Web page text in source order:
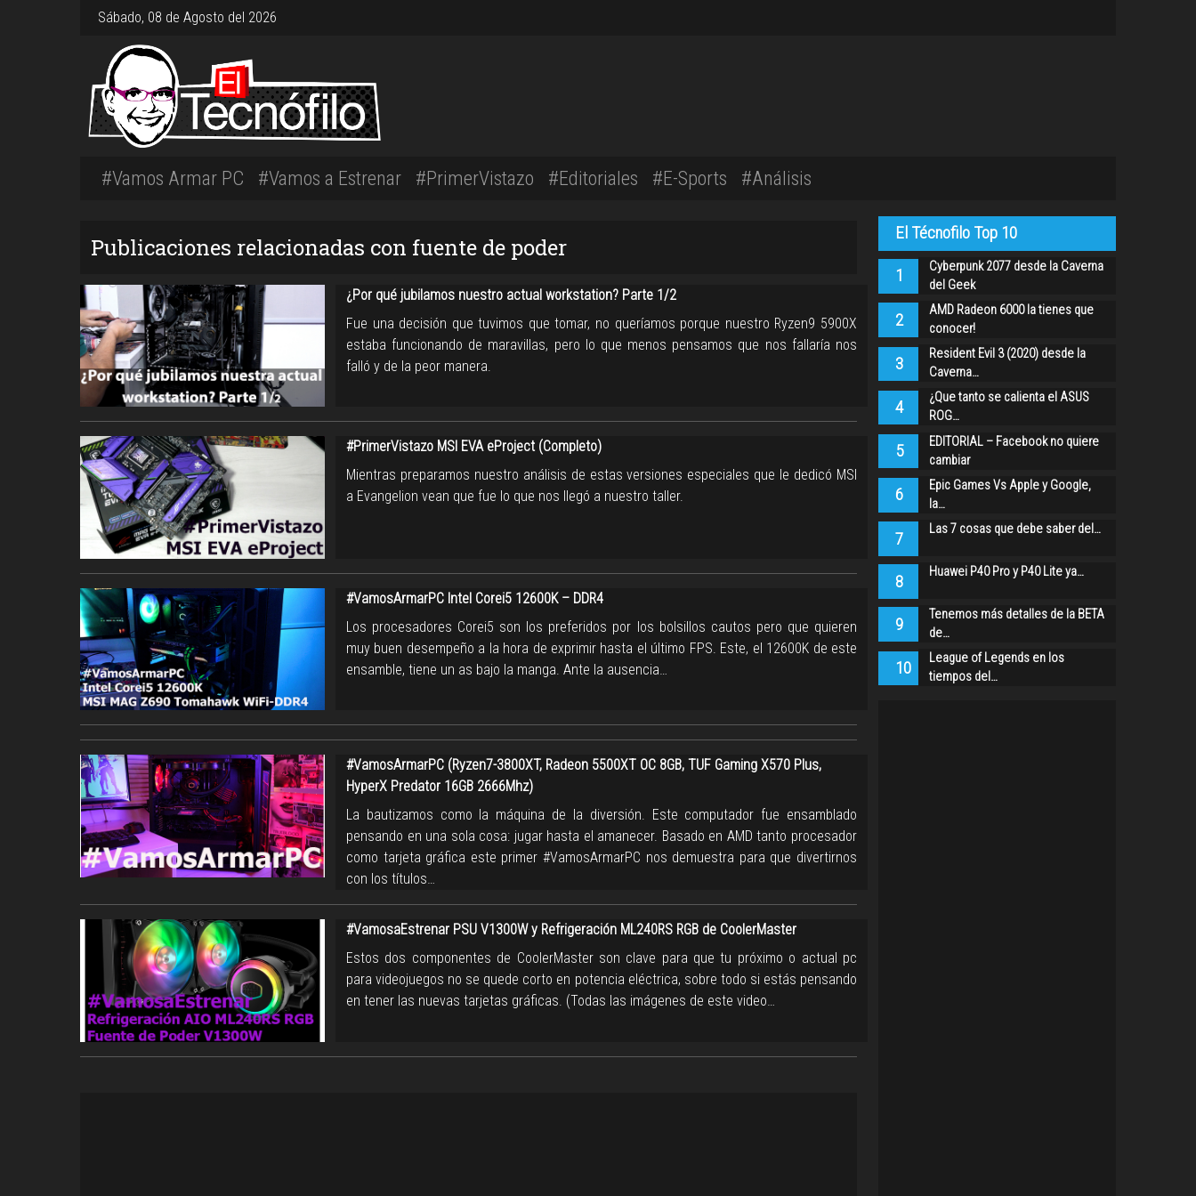
Sábado, 08 de Agosto del 2026
#Vamos Armar PC #Vamos a Estrenar #PrimerVistazo #Editoriales #E-Sports #Análisis
Publicaciones relacionadas con fuente de poder
¿Por qué jubilamos nuestro actual workstation? Parte 1/2
Fue una decisión que tuvimos que tomar, no queríamos porque nuestro Ryzen9 5900X
estaba funcionando de maravillas, pero lo que menos pensamos que nos fallaría nos
falló y de la peor manera.
#PrimerVistazo MSI EVA eProject (Completo)
Mientras preparamos nuestro análisis de estas versiones especiales que le dedicó MSI
a Evangelion vean que fue lo que nos llegó a nuestro taller.
#VamosArmarPC Intel Corei5 12600K – DDR4
Los procesadores Corei5 son los preferidos por los bolsillos cautos pero que quieren
muy buen desempeño a la hora de exprimir hasta el último FPS. Este, el 12600K de este
ensamble, tiene un as bajo la manga. Ante la ausencia…
#VamosArmarPC (Ryzen7-3800XT, Radeon 5500XT OC 8GB, TUF Gaming X570 Plus,
HyperX Predator 16GB 2666Mhz)
La bautizamos como la máquina de la diversión. Este computador fue ensamblado
pensando en una sola cosa: jugar hasta el amanecer. Basado en AMD tanto procesador
como tarjeta gráfica este primer #VamosArmarPC nos demuestra para que divertirnos
con los títulos…
#VamosaEstrenar PSU V1300W y Refrigeración ML240RS RGB de CoolerMaster
Estos dos componentes de CoolerMaster son clave para que tu próximo o actual pc
para videojuegos no se quede corto en potencia eléctrica, sobre todo si estás pensando
en tener las nuevas tarjetas gráficas. (Todas las imágenes de este video…
El Técnofilo Top 10
1
Cyberpunk 2077 desde la Caverna
del Geek
2
AMD Radeon 6000 la tienes que
conocer!
3
Resident Evil 3 (2020) desde la
Caverna…
4
¿Que tanto se calienta el ASUS
ROG…
5
EDITORIAL – Facebook no quiere
cambiar
6
Epic Games Vs Apple y Google,
la…
7 Las 7 cosas que debe saber del…
8 Huawei P40 Pro y P40 Lite ya…
9
Tenemos más detalles de la BETA
de…
10
League of Legends en los
tiempos del…